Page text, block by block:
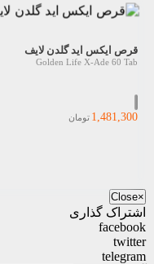
قرص ایکس اید گلدن لایف
Golden Life X-Ade 60 Tab
1,481,300 تومان
×
Close
اشتراک گذاری
facebook
twitter
telegram